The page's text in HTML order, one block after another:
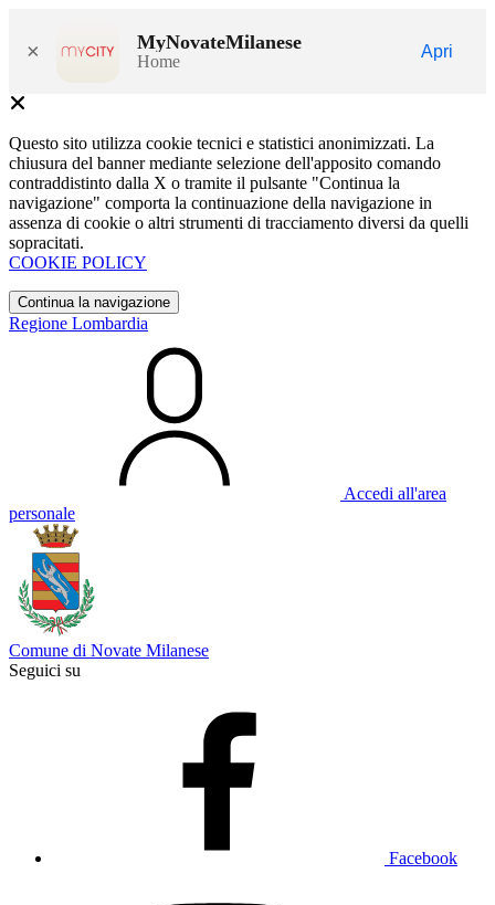
× MyNovateMilanese
Home
Apri
Questo sito utilizza cookie tecnici e statistici anonimizzati. La
chiusura del banner mediante selezione dell'apposito comando
contraddistinto dalla X o tramite il pulsante "Continua la
navigazione" comporta la continuazione della navigazione in
assenza di cookie o altri strumenti di tracciamento diversi da quelli
sopracitati.
COOKIE POLICY
Continua la navigazione
Regione Lombardia
Accedi all'area
personale
Comune di Novate Milanese
Seguici su
Facebook